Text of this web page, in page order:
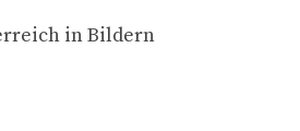
in Bildern